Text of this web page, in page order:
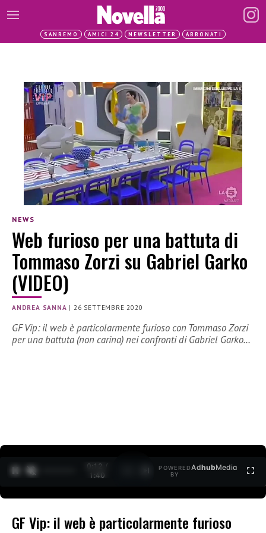
SANREMO AMICI 24 NEWSLETTER ABBONATI
NEWS
Web furioso per una battuta di
Tommaso Zorzi su Gabriel Garko
(VIDEO)
ANDREA SANNA |26 SETTEMBRE 2020
GF Vip: il web è particolarmente furioso con Tommaso Zorzi
per una battuta (non carina) nei confronti di Gabriel Garko…
0:12 /
1:40
POWERED
BY
AdhubMedia
GF Vip: il web è particolarmente furioso